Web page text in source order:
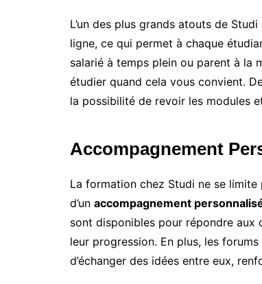
L’un des plus grands atouts de Studi
ligne, ce qui permet à chaque
salarié à temps plein ou parent à la
étudier quand cela vous convient.
la possibilité de revoir les modules
Accompagnement
La formation chez Studi ne se
d’un accompagnement
sont disponibles pour répondre aux
leur progression. En plus, les
d’échanger des idées entre eux,